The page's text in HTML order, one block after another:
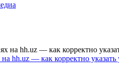
hh.uz — как корректно